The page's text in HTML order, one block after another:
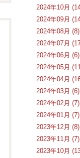
2024年10月
2024年09月
2024年08月 (8)
2024年07月
2024年06月 (6)
2024年05月
2024年04月
2024年03月 (6)
2024年02月 (7)
2024年01月 (7)
2023年12月 (8)
2023年11月 (7)
2023年10月